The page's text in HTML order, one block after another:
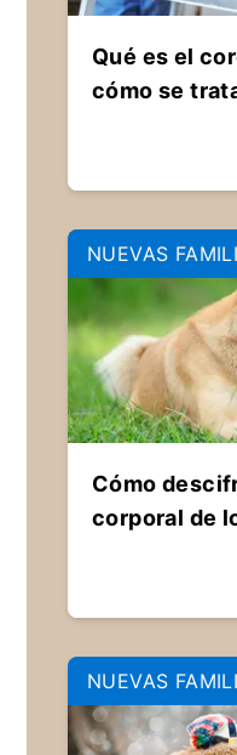
Qué es el
cómo se
NUEVAS
Cómo
corporal de
NUEVAS